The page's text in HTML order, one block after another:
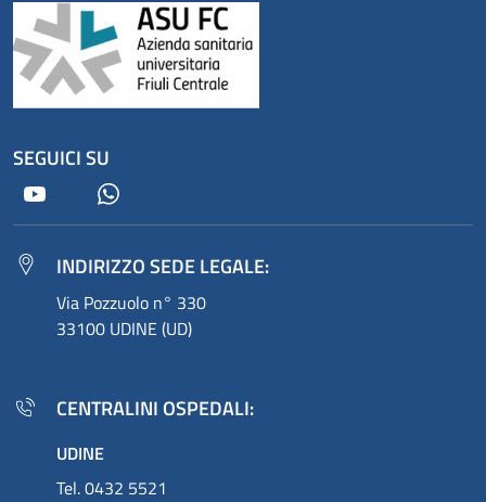
SEGUICI SU
Youtube
INDIRIZZO SEDE LEGALE:
Via Pozzuolo n° 330
33100 UDINE (UD)
CENTRALINI OSPEDALI:
UDINE
Tel. 0432 5521